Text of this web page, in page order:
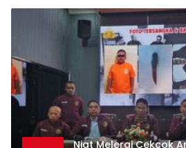
Niat Melerai Cekcok